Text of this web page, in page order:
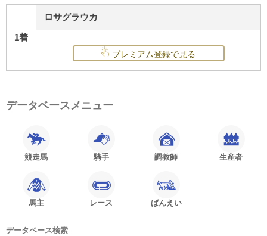
1着
ロサグラウカ
プレミアム登録で見る
データベースメニュー
競走馬 騎手 調教師 生産者
馬主 レース ばんえい
データベース検索